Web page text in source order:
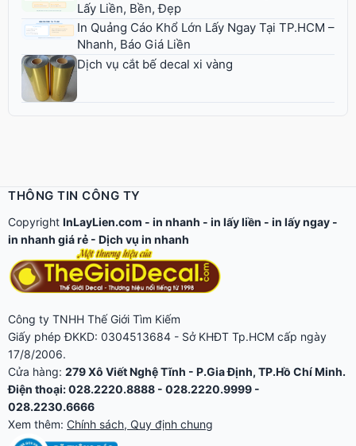
Lấy Liền, Bền, Đẹp
In Quảng Cáo Khổ Lớn Lấy Ngay Tại TP.HCM –
Nhanh, Báo Giá Liền
Dịch vụ cắt bế decal xi vàng
THÔNG TIN CÔNG TY
Copyright InLayLien.com - in nhanh - in lấy liền - in lấy ngay -
in nhanh giá rẻ - Dịch vụ in nhanh
Công ty TNHH Thế Giới Tìm Kiếm
Giấy phép ĐKKD: 0304513684 - Sở KHĐT Tp.HCM cấp ngày
17/8/2006.
Cửa hàng: 279 Xô Viết Nghệ Tĩnh - P.Gia Định, TP.Hồ Chí Minh.
Điện thoại: 028.2220.8888 - 028.2220.9999 -
028.2230.6666
Xem thêm: Chính sách, Quy định chung